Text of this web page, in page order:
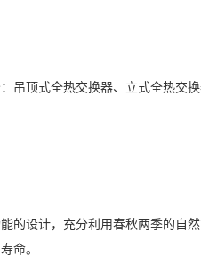
吊顶式全热交换器、立式全热交
的设计，充分利用春秋两季的自
命。